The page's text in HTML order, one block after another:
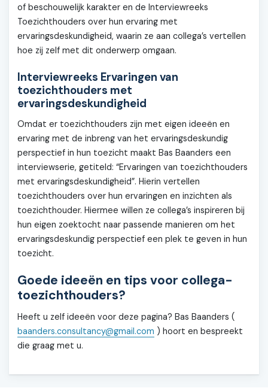
of beschouwelijk karakter en de Interviewreeks
Toezichthouders over hun ervaring met
ervaringsdeskundigheid, waarin ze aan collega’s vertellen
hoe zij zelf met dit onderwerp omgaan.
Interviewreeks Ervaringen van
toezichthouders met
ervaringsdeskundigheid
Omdat er toezichthouders zijn met eigen ideeën en
ervaring met de inbreng van het ervaringsdeskundig
perspectief in hun toezicht maakt Bas Baanders een
interviewserie, getiteld: “Ervaringen van toezichthouders
met ervaringsdeskundigheid”. Hierin vertellen
toezichthouders over hun ervaringen en inzichten als
toezichthouder. Hiermee willen ze collega’s inspireren bij
hun eigen zoektocht naar passende manieren om het
ervaringsdeskundig perspectief een plek te geven in hun
toezicht.
Goede ideeën en tips voor collega-
toezichthouders?
Heeft u zelf ideeën voor deze pagina? Bas Baanders (
baanders.consultancy@gmail.com ) hoort en bespreekt
die graag met u.